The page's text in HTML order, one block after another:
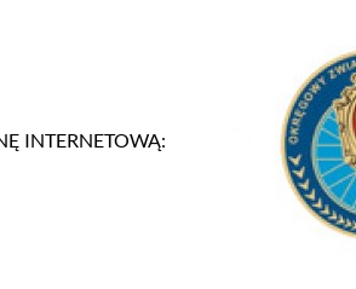
INTERNETOWĄ: